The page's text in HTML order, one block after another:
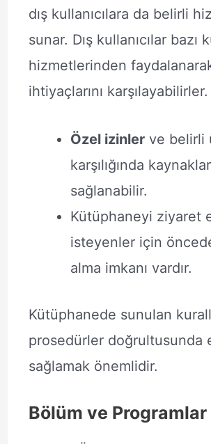
dış kullanıcılara da belirli
sunar. Dış kullanıcılar bazı
hizmetlerinden
ihtiyaçlarını karşılayabilirler.
Özel izinlerve belirli
karşılığında
sağlanabilir.
Kütüphaneyi ziyaret
isteyenler için
alma imkanı vardır.
Kütüphanede sunulan
prosedürler doğrultusunda
sağlamak önemlidir.
Bölüm ve Programlar